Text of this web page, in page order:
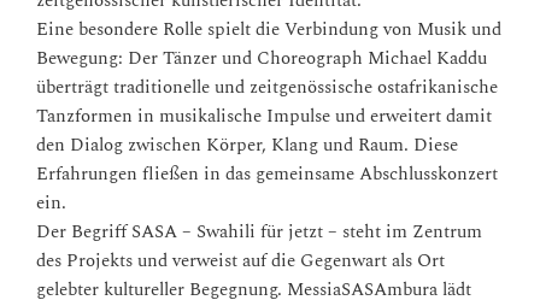
Eine besondere Rolle spielt die Verbindung von Musik und
Bewegung: Der Tänzer und Choreograph Michael Kaddu
überträgt traditionelle und zeitgenössische ostafrikanische
Tanzformen in musikalische Impulse und erweitert damit
den Dialog zwischen Körper, Klang und Raum. Diese
Erfahrungen fließen in das gemeinsame Abschlusskonzert
ein.
Der Begriff SASA – Swahili für jetzt – steht im Zentrum
des Projekts und verweist auf die Gegenwart als Ort
gelebter kultureller Begegnung. MessiaSASAmbura lädt